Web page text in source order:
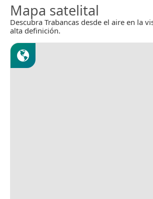
Mapa satelital
Descubra Trabancas desde el aire en la
alta definición.